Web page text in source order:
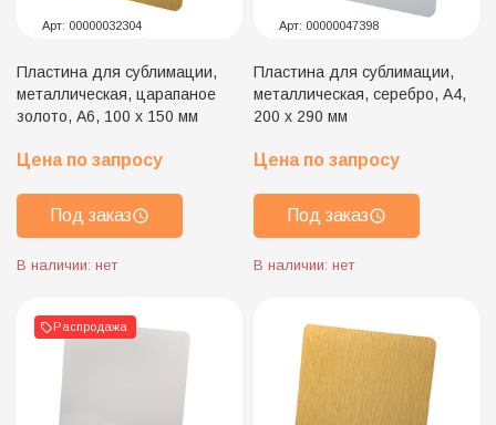
Арт: 00000032304
Пластина для сублимации,
металлическая, царапаное
золото, А6, 100 х 150 мм
Цена по запросу
Под заказ
В наличии: нет
Арт: 00000047398
Пластина для сублимации,
металлическая, серебро, А4,
200 х 290 мм
Цена по запросу
Под заказ
В наличии: нет
Распродажа